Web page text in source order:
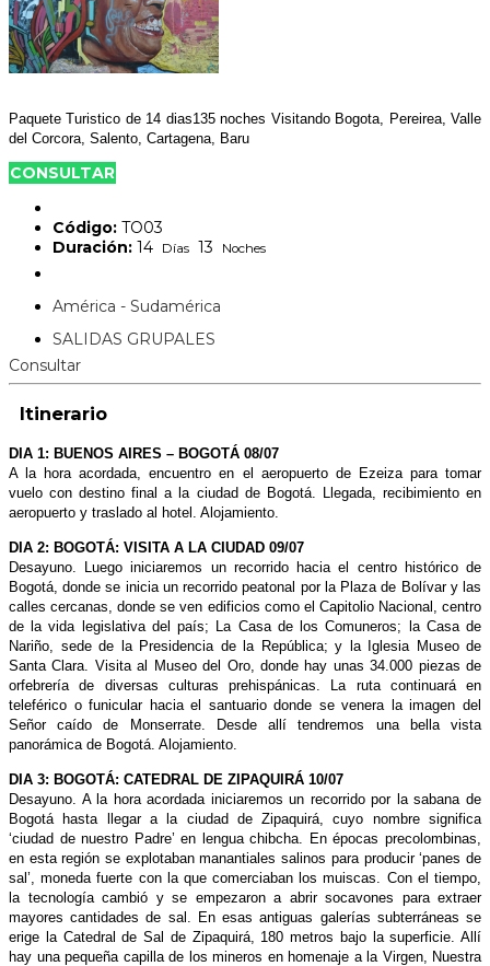
Paquete Turistico de 14 dias135 noches Visitando Bogota, Pereirea, Valle
del Corcora, Salento, Cartagena, Baru
CONSULTAR
Código: TO03
Duración: 14 Días 13 Noches
América - Sudamérica
SALIDAS GRUPALES
Consultar
Itinerario
DIA 1: BUENOS AIRES – BOGOTÁ 08/07
A la hora acordada, encuentro en el aeropuerto de Ezeiza para tomar
vuelo con destino final a la ciudad de Bogotá. Llegada, recibimiento en
aeropuerto y traslado al hotel. Alojamiento.
DIA 2: BOGOTÁ: VISITA A LA CIUDAD 09/07
Desayuno. Luego iniciaremos un recorrido hacia el centro histórico de
Bogotá, donde se inicia un recorrido peatonal por la Plaza de Bolívar y las
calles cercanas, donde se ven edificios como el Capitolio Nacional, centro
de la vida legislativa del país; La Casa de los Comuneros; la Casa de
Nariño, sede de la Presidencia de la República; y la Iglesia Museo de
Santa Clara. Visita al Museo del Oro, donde hay unas 34.000 piezas de
orfebrería de diversas culturas prehispánicas. La ruta continuará en
teleférico o funicular hacia el santuario donde se venera la imagen del
Señor caído de Monserrate. Desde allí tendremos una bella vista
panorámica de Bogotá. Alojamiento.
DIA 3: BOGOTÁ: CATEDRAL DE ZIPAQUIRÁ 10/07
Desayuno. A la hora acordada iniciaremos un recorrido por la sabana de
Bogotá hasta llegar a la ciudad de Zipaquirá, cuyo nombre significa
‘ciudad de nuestro Padre’ en lengua chibcha. En épocas precolombinas,
en esta región se explotaban manantiales salinos para producir ‘panes de
sal’, moneda fuerte con la que comerciaban los muiscas. Con el tiempo,
la tecnología cambió y se empezaron a abrir socavones para extraer
mayores cantidades de sal. En esas antiguas galerías subterráneas se
erige la Catedral de Sal de Zipaquirá, 180 metros bajo la superficie. Allí
hay una pequeña capilla de los mineros en homenaje a la Virgen, Nuestra